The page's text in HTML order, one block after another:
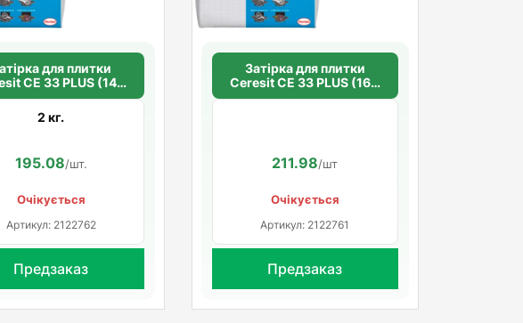
для плитки
СЕ 33 PLUS (140
ваніль)
2 кг.
195.08/шт.
Очікується
Артикул: 2122762
Предзаказ
Затірка для плитки
Ceresit СЕ 33 PLUS (160
м'ята)
211.98/шт
Очікується
Артикул: 2122761
Предзаказ